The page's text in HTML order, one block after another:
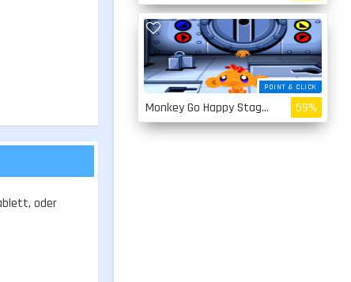
oder
POINT & CLICK
Monkey Go Happy Stage 1 59%